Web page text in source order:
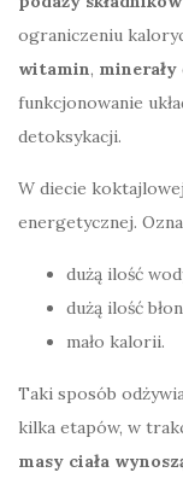
ograniczeniu
witamin, minerały
funkcjonowanie
detoksykacji.
W diecie
energetycznej.
dużą ilość
dużą ilość
mało kalorii.
Taki sposób
kilka etapów, w
masy ciała